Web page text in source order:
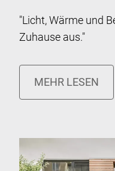
"Licht, Wärme und
Zuhause aus."